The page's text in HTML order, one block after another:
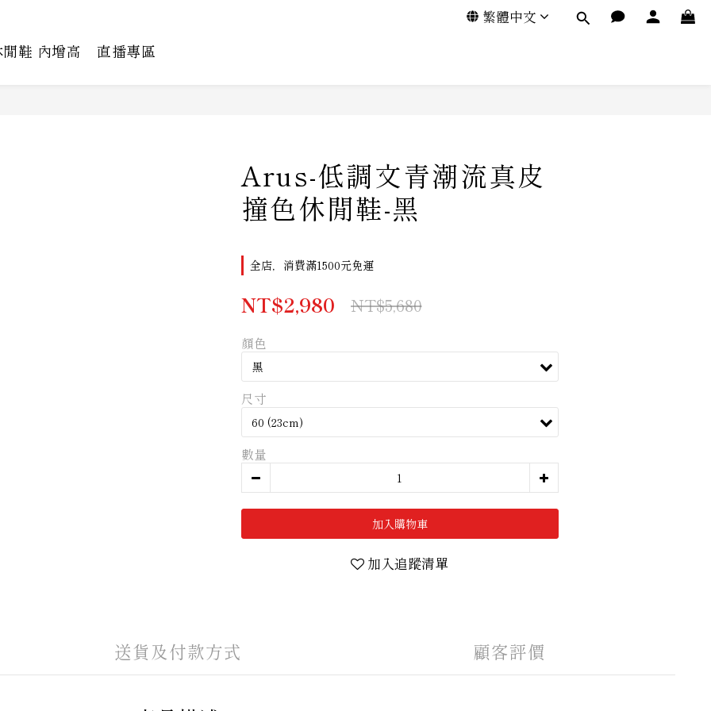
繁體中文
鞋 內增高 直播專區
Arus-低調文青潮流真皮
撞色休閒鞋-黑
全店，消費滿1500元免運
NT$2,980 NT$5,680
顏色
尺寸
數量
加入購物車
加入追蹤清單
送貨及付款方式 顧客評價